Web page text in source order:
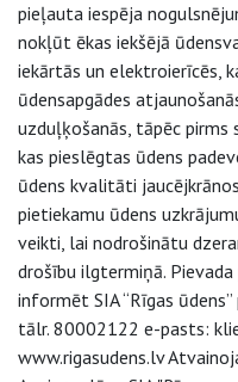
pieļauta iespēja
nokļūt ēkas iekšējā
iekārtās un elektroierīcēs,
ūdensapgādes
uzduļķošanās, tāpēc pirms
kas pieslēgtas ūdens
ūdens kvalitāti
pietiekamu ūdens
veikti, lai nodrošinātu
drošību ilgtermiņā.
informēt SIA “Rīgas
tālr. 80002122 e-pasts:
www.rigasudens.lv